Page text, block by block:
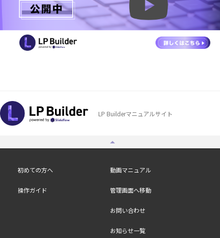
LP Builderマニュアルサイト
初めての方へ 動画マニュアル
操作ガイド 管理画面へ移動
お問い合わせ
お知らせ一覧